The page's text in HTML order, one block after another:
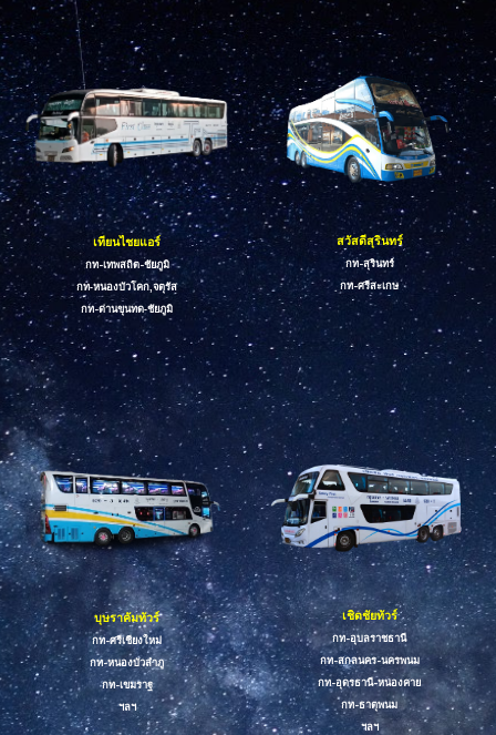
เทียนไชยแอร์
กท-เทพสถิต-ชัยภูมิ
กท-หนองบัวโคก,จตุรัส
กท-ด่านขุนทด-ชัยภูมิ
สวัสดีสุรินทร์
กท-สุรินทร์
กท-ศรีสะเกษ
บุษราคัมทัวร์
กท-ศรีเชียงใหม่
กท-หนองบัวลำภู
กท-เขมราฐ
ฯลฯ
เชิดชัยทัวร์
กท-อุบลราชธานี
กท-สกลนคร-นครพนม
กท-อุดรธานี-หนองคาย
กท-ธาตุพนม
ฯลฯ